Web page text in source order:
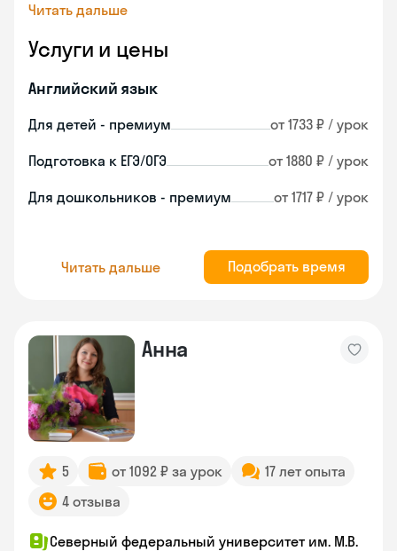
Читать дальше
Услуги и цены
Английский язык
Для детей - премиум от 1733 ₽ / урок
Подготовка к ЕГЭ/ОГЭ от 1880 ₽ / урок
Для дошкольников - премиум от 1717 ₽ / урок
Читать дальше Подобрать время
Анна
5 от 1092 ₽ за урок
17 лет опыта
4 отзыва
Северный федеральный университет им. М.В.